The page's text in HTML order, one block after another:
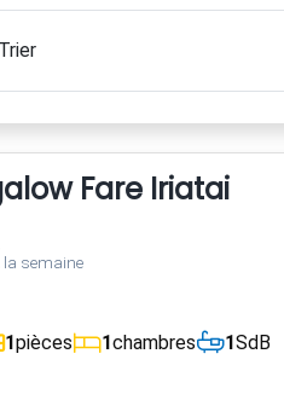
Fare Iriatai
la semaine
1pièces 1chambres 1SdB